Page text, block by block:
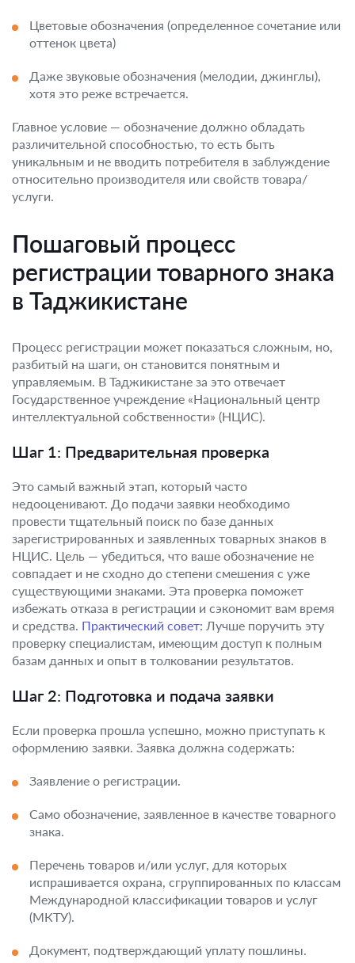
Цветовые обозначения (определенное сочетание или
оттенок цвета)
Даже звуковые обозначения (мелодии, джинглы),
хотя это реже встречается.
Главное условие — обозначение должно обладать
различительной способностью, то есть быть
уникальным и не вводить потребителя в заблуждение
относительно производителя или свойств товара/
услуги.
Пошаговый процесс
регистрации товарного знака
в Таджикистане
Процесс регистрации может показаться сложным, но,
разбитый на шаги, он становится понятным и
управляемым. В Таджикистане за это отвечает
Государственное учреждение «Национальный центр
интеллектуальной собственности» (НЦИС).
Шаг 1: Предварительная проверка
Это самый важный этап, который часто
недооценивают. До подачи заявки необходимо
провести тщательный поиск по базе данных
зарегистрированных и заявленных товарных знаков в
НЦИС. Цель — убедиться, что ваше обозначение не
совпадает и не сходно до степени смешения с уже
существующими знаками. Эта проверка поможет
избежать отказа в регистрации и сэкономит вам время
и средства. Практический совет: Лучше поручить эту
проверку специалистам, имеющим доступ к полным
базам данных и опыт в толковании результатов.
Шаг 2: Подготовка и подача заявки
Если проверка прошла успешно, можно приступать к
оформлению заявки. Заявка должна содержать:
Заявление о регистрации.
Само обозначение, заявленное в качестве товарного
знака.
Перечень товаров и/или услуг, для которых
испрашивается охрана, сгруппированных по классам
Международной классификации товаров и услуг
(МКТУ).
Документ, подтверждающий уплату пошлины.